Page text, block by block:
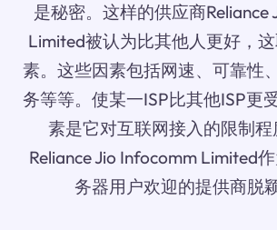
是秘密。这样的供应商Reliance
Limited被认为比其他人更好，
素。这些因素包括网速、可靠性
务等等。使某一ISP比其他ISP更
素是它对互联网接入的限制
Reliance Jio Infocomm Limited
务器用户欢迎的提供商脱